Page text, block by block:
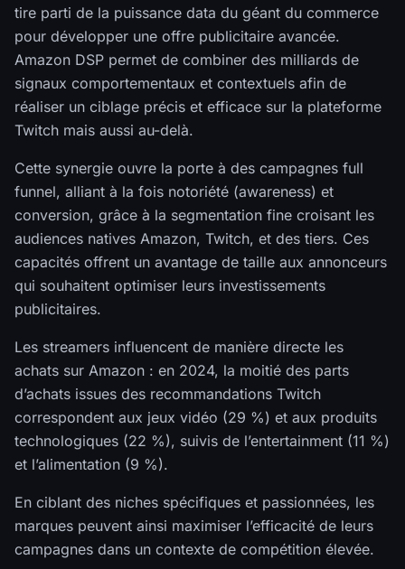
tire parti de la puissance data du géant du commerce
pour développer une offre publicitaire avancée.
Amazon DSP permet de combiner des milliards de
signaux comportementaux et contextuels afin de
réaliser un ciblage précis et efficace sur la plateforme
Twitch mais aussi au-delà.
Cette synergie ouvre la porte à des campagnes full
funnel, alliant à la fois notoriété (awareness) et
conversion, grâce à la segmentation fine croisant les
audiences natives Amazon, Twitch, et des tiers. Ces
capacités offrent un avantage de taille aux annonceurs
qui souhaitent optimiser leurs investissements
publicitaires.
Les streamers influencent de manière directe les
achats sur Amazon : en 2024, la moitié des parts
d’achats issues des recommandations Twitch
correspondent aux jeux vidéo (29 %) et aux produits
technologiques (22 %), suivis de l’entertainment (11 %)
et l’alimentation (9 %).
En ciblant des niches spécifiques et passionnées, les
marques peuvent ainsi maximiser l’efficacité de leurs
campagnes dans un contexte de compétition élevée.